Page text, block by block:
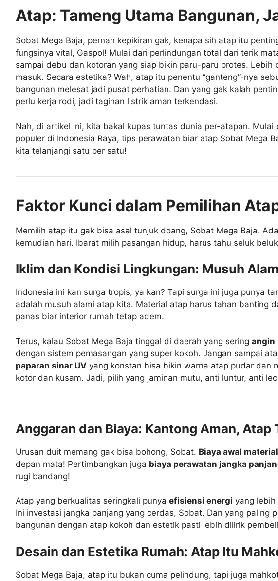
Atap: Tameng Utama Bangunan,
Sobat Mega Baja, pernah kepikiran gak, kenapa sih atap itu
fungsinya vital, Gaspol! Mulai dari perlindungan total dari terik
sampai debu dan kotoran yang siap bikin paru-paru protes.
masuk. Secara estetika? Wah, atap itu penentu “ganteng”-nya
bangunan melesat jadi pusat perhatian. Dan yang gak kalah
perlu kerja rodi, jadi tagihan listrik aman terkendasi.
Nah, di artikel ini, kita bakal kupas tuntas dunia per-atapan.
populer di Indonesia Raya, tips perawatan biar atap Sobat Mega
kita telanjangi satu per satu!
Faktor Kunci dalam Pemilihan
Memilih atap itu gak bisa asal tunjuk doang, Sobat Mega Baja.
kemudian hari. Ibarat milih pasangan hidup, harus tahu seluk
Iklim dan Kondisi Lingkungan: Musuh
Indonesia ini kan surga tropis, ya kan? Tapi surga ini juga punya
adalah musuh alami atap kita. Material atap harus tahan banting
panas biar interior rumah tetap adem.
Terus, kalau Sobat Mega Baja tinggal di daerah yang sering angin
dengan sistem pemasangan yang super kokoh. Jangan sampai
paparan sinar UV yang konstan bisa bikin warna atap pudar dan
kotor dan kusam. Jadi, pilih yang jaminan mutu, anti luntur, anti
Anggaran dan Biaya: Kantong Aman, Atap
Urusan duit memang gak bisa bohong, Sobat. Biaya awal
depan mata! Pertimbangkan juga biaya perawatan jangka
rugi bandang!
Atap yang berkualitas seringkali punya efisiensi energi yang
Ini investasi jangka panjang yang cerdas, Sobat. Dan yang paling
bangunan dengan atap kokoh dan estetik pasti lebih dilirik
Desain dan Estetika Rumah: Atap Itu
Sobat Mega Baja, atap itu bukan cuma pelindung, tapi juga